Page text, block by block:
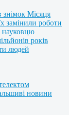
знімок Місяця
замінили роботи
науковцю
років
людей
новини